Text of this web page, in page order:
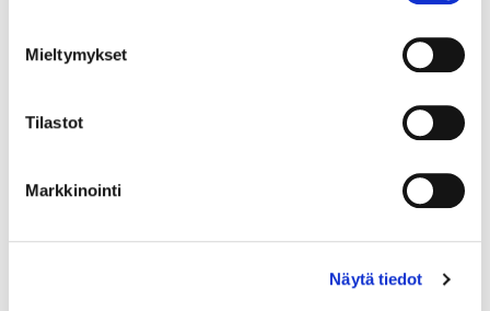
Mieltymykset
Tilastot
Markkinointi
Näytä tiedot